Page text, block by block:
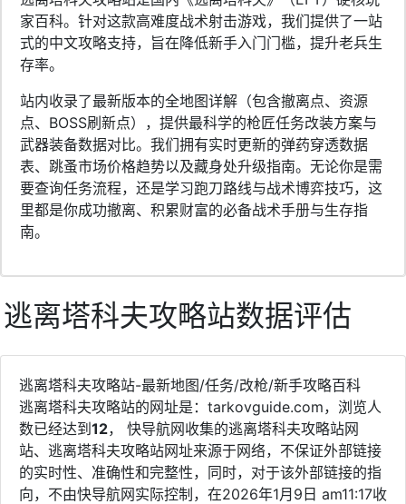
家百科。针对这款高难度战术射击游戏，我们提供了一站
式的中文攻略支持，旨在降低新手入门门槛，提升老兵生
存率。
站内收录了最新版本的全地图详解（包含撤离点、资源
点、BOSS刷新点），提供最科学的枪匠任务改装方案与
武器装备数据对比。我们拥有实时更新的弹药穿透数据
表、跳蚤市场价格趋势以及藏身处升级指南。无论你是需
要查询任务流程，还是学习跑刀路线与战术博弈技巧，这
里都是你成功撤离、积累财富的必备战术手册与生存指
南。
逃离塔科夫攻略站数据评估
逃离塔科夫攻略站-最新地图/任务/改枪/新手攻略百科
逃离塔科夫攻略站的网址是：tarkovguide.com，浏览人
数已经达到12， 快导航网收集的逃离塔科夫攻略站网
站、逃离塔科夫攻略站网址来源于网络，不保证外部链接
的实时性、准确性和完整性，同时，对于该外部链接的指
向，不由快导航网实际控制，在2026年1月9日 am11:17收